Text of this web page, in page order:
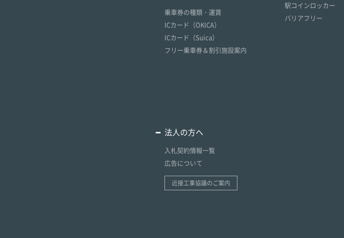
乗車券の種類・運賃
ICカード（OKICA）
ICカード（Suica）
フリー乗車券＆割引施設案内
駅コインロッカー
バリアフリー
法人の方へ
入札契約情報一覧
広告について
近接工事協議のご案内